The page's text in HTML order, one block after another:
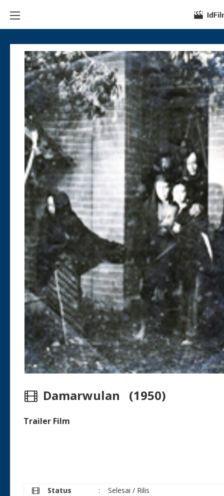
Damarwulan (1950)
Trailer Film
Status :
Selesai / Rilis